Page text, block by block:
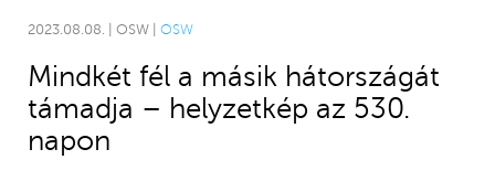
2023.08.08. | OSW | OSW
Mindkét fél a másik hátországát
támadja – helyzetkép az 530.
napon